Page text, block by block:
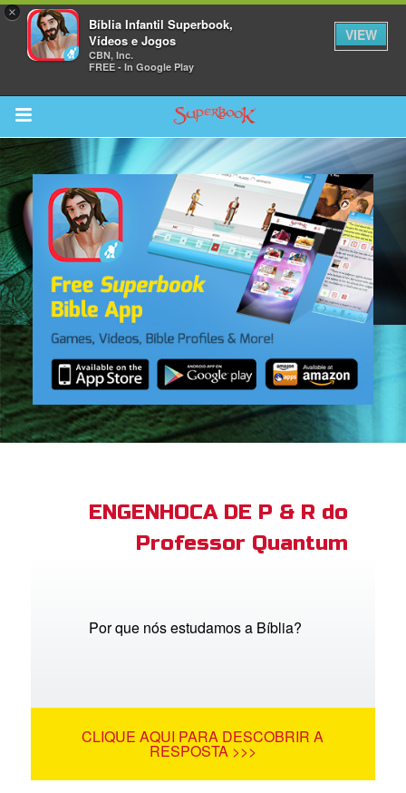
×
Bíblia Infantil Superbook,
Vídeos e Jogos
CBN, Inc.
FREE - In Google Play
VIEW
Return to Content
Bible App
ENGENHOCA DE P & R do
Professor Quantum
Por que nós estudamos a Bíblia?
CLIQUE AQUI PARA DESCOBRIR A
RESPOSTA >>>